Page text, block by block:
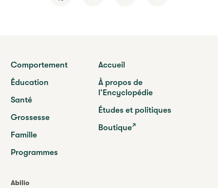
Abilio
Comportement
Éducation
Santé
Grossesse
Famille
Programmes
Accueil
À propos de
l’Encyclopédie
Études et politiques
Boutique